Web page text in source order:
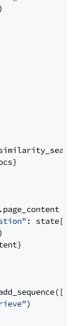
)
: state[
)